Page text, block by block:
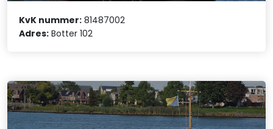
KvK nummer: 81487002
Adres: Botter 102